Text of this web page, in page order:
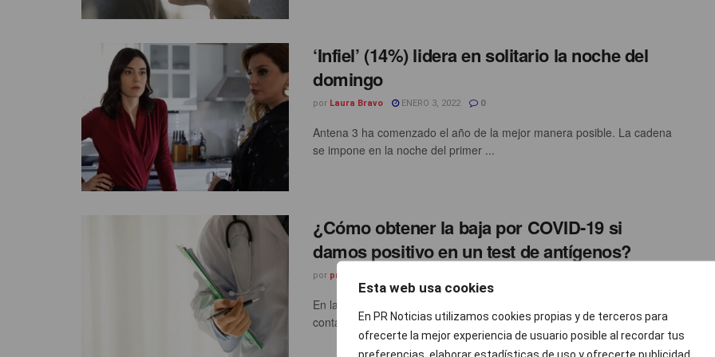
Esta web usa cookies
En PR Noticias utilizamos cookies propias y de terceros para
ofrecerte la mejor experiencia de usuario posible al recordar tus
preferencias, elaborar estadísticas de uso y ofrecerte publicidad
‘Infiel’ (14%) lidera en solitario la noche del
domingo
por Laura Bravo ENERO 3, 2022 0
Antena 3 ha comenzado el año de la mejor manera posible. La cadena
se impone en la noche del primer ...
¿Cómo obtener la baja por COVID-19 si
damos positivo en un test de antígenos?
por prnoticias
En la sexta ola de la pandemia, la variante ómicron está dejando
contagios en España que baten récords día tras ...